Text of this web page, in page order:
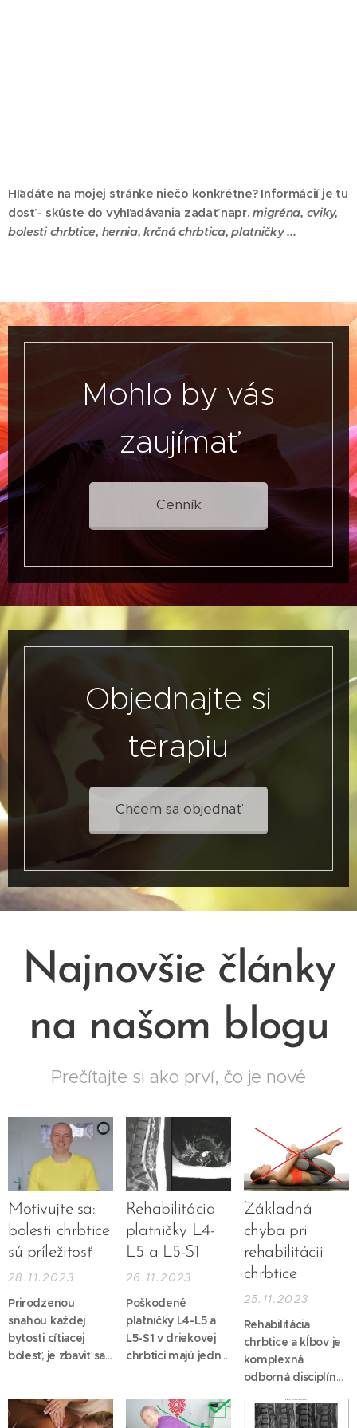
Hľadáte na mojej stránke niečo konkrétne? Informácií je tu
dosť - skúste do vyhľadávania zadať napr.migréna, cviky,
bolesti chrbtice, hernia, krčná chrbtica, platničky ...
Mohlo by vás
zaujímať
Cenník
Objednajte si
terapiu
Chcem sa objednať
Najnovšie články
na našom blogu
Prečítajte si ako prví, čo je nové
Motivujte sa:
bolesti chrbtice
sú príležitosť
28.11.2023
Prirodzenou
snahou každej
bytosti cítiacej
bolesť, je zbaviť sa
frustrujúca, zlá,
Rehabilitácia
platničky L4-
L5 a L5-S1
26.11.2023
Poškodené
platničky L4-L5 a
L5-S1 v driekovej
chrbtici majú jednu
štatistikách porúch
Základná
chyba pri
rehabilitácii
chrbtice
25.11.2023
Rehabilitácia
chrbtice a kĺbov je
komplexná
odborná disciplína
adekvátne znalosti